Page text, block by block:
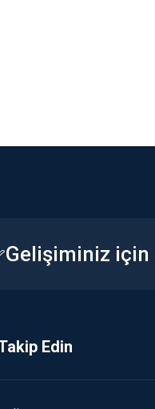
Gelişiminiz için
Edin